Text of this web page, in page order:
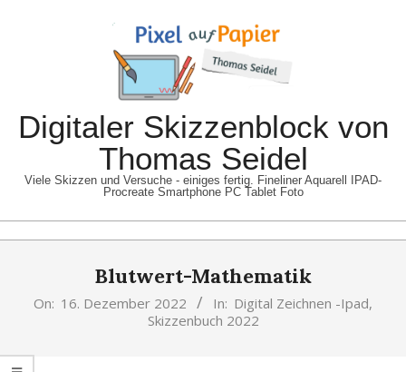
Digitaler Skizzenblock von
Thomas Seidel
Viele Skizzen und Versuche - einiges fertig. Fineliner Aquarell IPAD-
Procreate Smartphone PC Tablet Foto
Blutwert-Mathematik
On: 16. Dezember 2022 In: Digital Zeichnen -Ipad,
Skizzenbuch 2022